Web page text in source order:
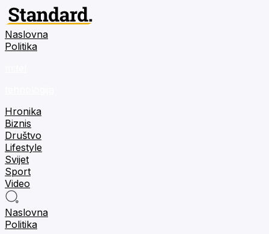
Naslovna
Politika
Hronika
Biznis
Društvo
Lifestyle
Svijet
Sport
Video
Naslovna
Politika